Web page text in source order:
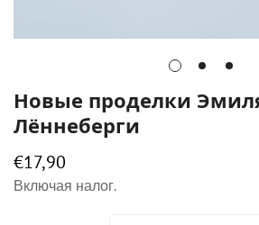
Новые проделки
Лённеберги
Обычная
цена
€17,90
Включая налог.